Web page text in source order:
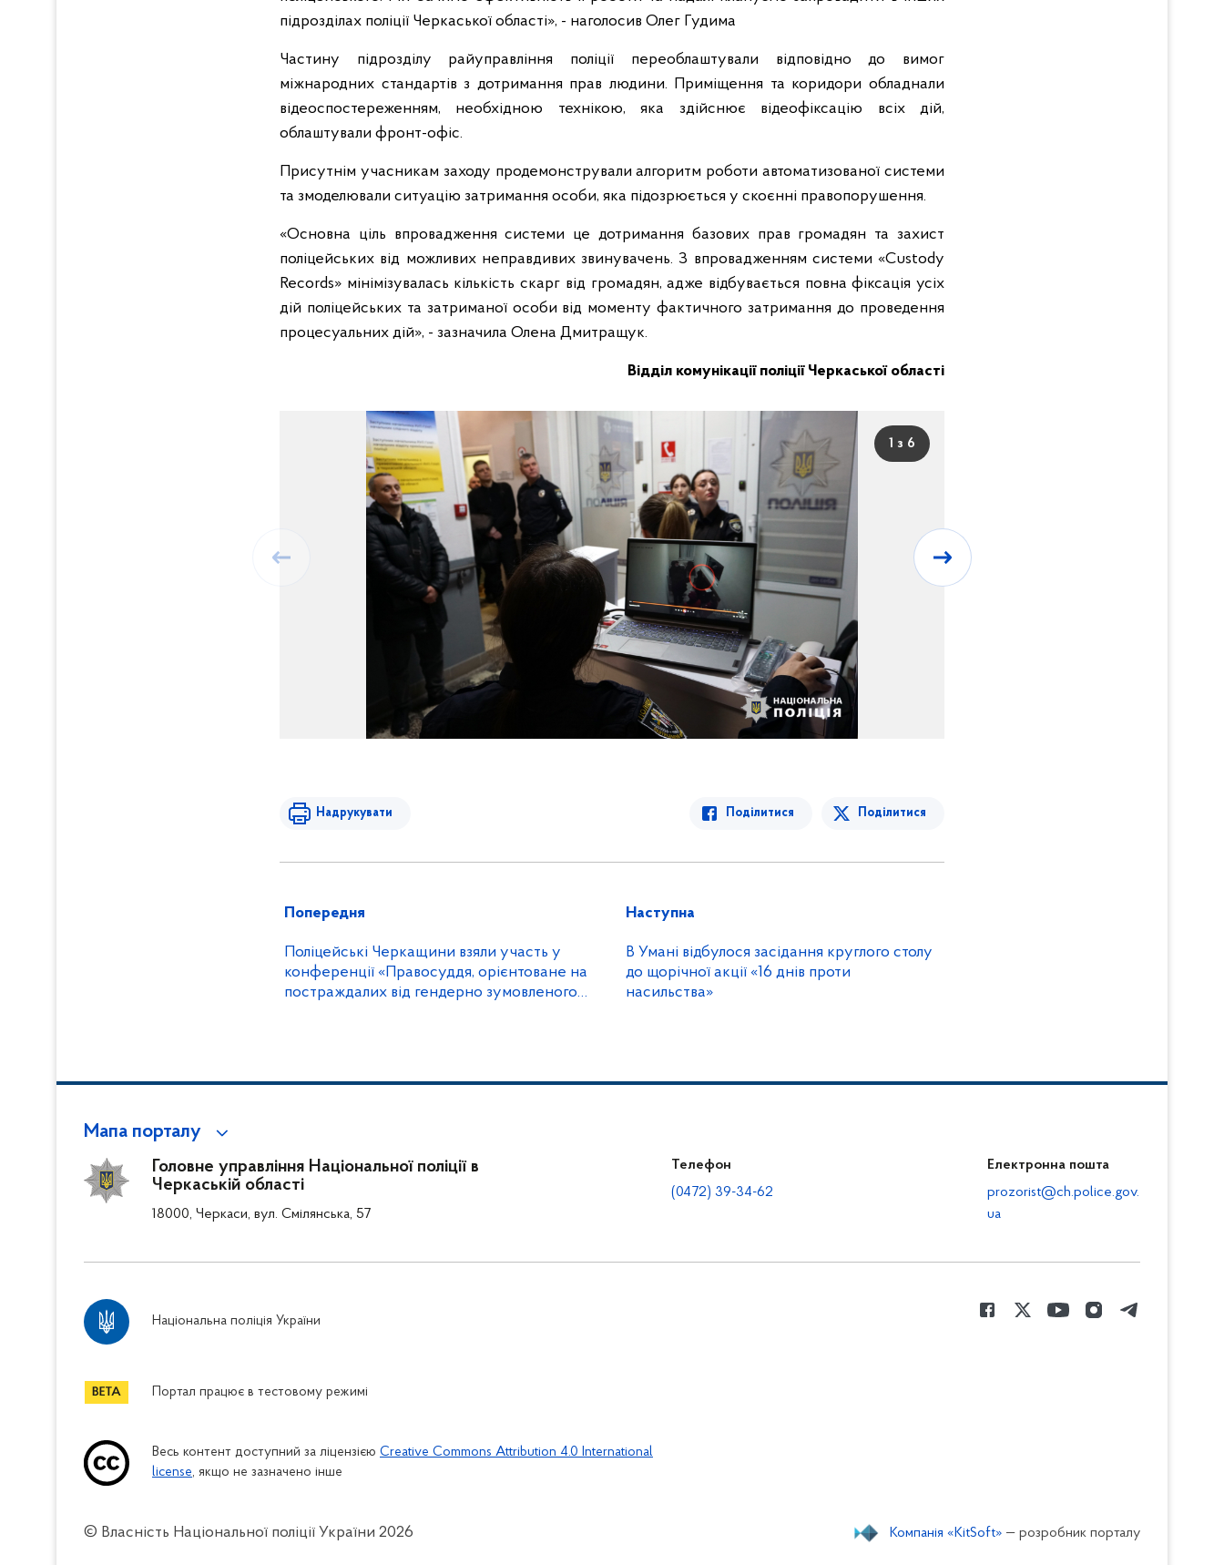
підрозділах поліції Черкаської області», - наголосив Олег Гудима
Частину підрозділу райуправління поліції переоблаштували відповідно до вимог
міжнародних стандартів з дотримання прав людини. Приміщення та коридори обладнали
відеоспостереженням, необхідною технікою, яка здійснює відеофіксацію всіх дій,
облаштували фронт-офіс.
Присутнім учасникам заходу продемонстрували алгоритм роботи автоматизованої системи
та змоделювали ситуацію затримання особи, яка підозрюється у скоєнні правопорушення.
«Основна ціль впровадження системи це дотримання базових прав громадян та захист
поліцейських від можливих неправдивих звинувачень. З впровадженням системи «Custody
Records» мінімізувалась кількість скарг від громадян, адже відбувається повна фіксація усіх
дій поліцейських та затриманої особи від моменту фактичного затримання до проведення
процесуальних дій», - зазначила Олена Дмитращук.
Відділ комунікації поліції Черкаської області
1 з 6
Надрукувати Поділитися Поділитися
Попередня
Поліцейські Черкащини взяли участь у
конференції «Правосуддя, орієнтоване на
постраждалих від гендерно зумовленого
Наступна
В Умані відбулося засідання круглого столу
до щорічної акції «16 днів проти
насильства»
Мапа порталу
Головне управління Національної поліції в
Черкаській області
18000, Черкаси, вул. Смілянська, 57
Телефон
(0472) 39-34-62
Електронна пошта
prozorist@ch.police.gov.
ua
Національна поліція України
Портал працює в тестовому режимі
Весь контент доступний за ліцензією Creative Commons Attribution 4.0 International
license, якщо не зазначено інше
© Власність Національної поліції України 2026 Компанія «KitSoft» — розробник порталу